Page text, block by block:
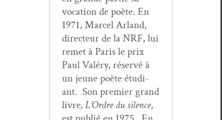
voca­tion de poète. En
1971, Mar­cel Arland,
directeur de la NRF, lui
remet à Paris le prix
Paul Valéry, réservé à
un jeune poète étu­di­
ant. Son pre­mier grand
livre, L’Ordre du silence,